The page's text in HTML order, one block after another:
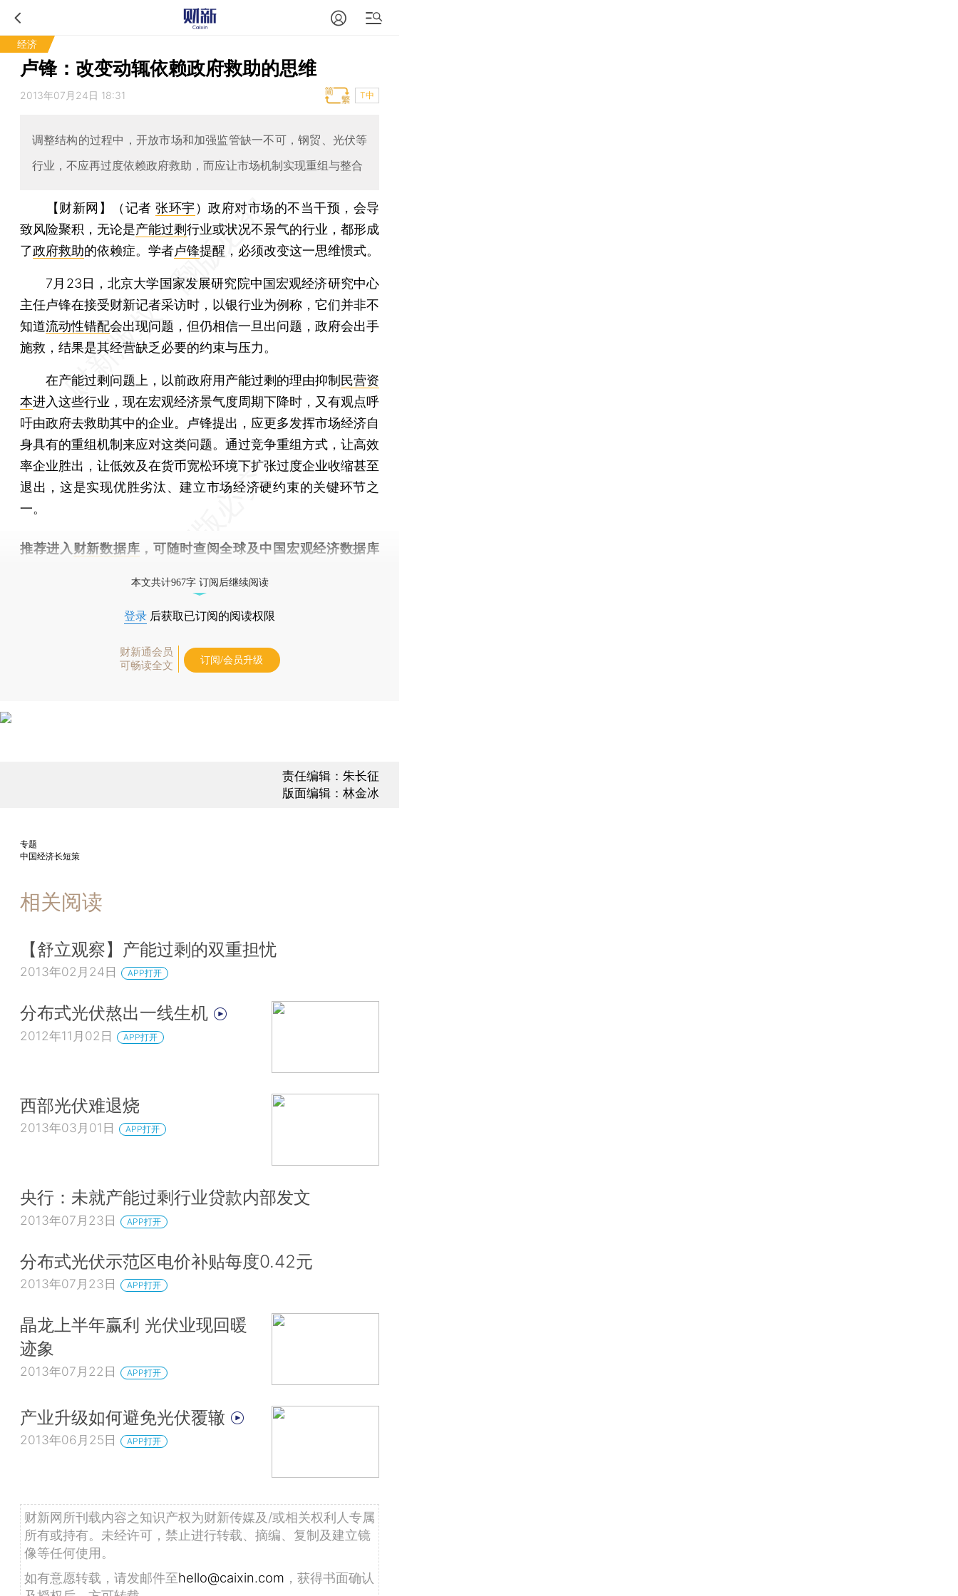
经济
卢锋：改变动辄依赖政府救助的思维
2013年07月24日 18:31 T中
调整结构的过程中，开放市场和加强监管缺一不可，钢贸、光伏等
行业，不应再过度依赖政府救助，而应让市场机制实现重组与整合
【财新网】（记者张环宇 ）政府对市场的不当干预，会导
致风险聚积，无论是产能过剩行业或状况不景气的行业，都形成
了政府救助的依赖症。学者卢锋提醒，必须改变这一思维惯式。
7月23日，北京大学国家发展研究院中国宏观经济研究中心
主任卢锋在接受财新记者采访时，以银行业为例称，它们并非不
知道流动性错配会出现问题，但仍相信一旦出问题，政府会出手
施救，结果是其经营缺乏必要的约束与压力。
在产能过剩问题上，以前政府用产能过剩的理由抑制民营资
本进入这些行业，现在宏观经济景气度周期下降时，又有观点呼
吁由政府去救助其中的企业。卢锋提出，应更多发挥市场经济自
身具有的重组机制来应对这类问题。通过竞争重组方式，让高效
率企业胜出，让低效及在货币宽松环境下扩张过度企业收缩甚至
退出，这是实现优胜劣汰、建立市场经济硬约束的关键环节之
一。
推荐进入 财新数据库 ，可随时查阅全球及中国宏观经济数据库
本文共计967字 订阅后继续阅读
登录 后获取已订阅的阅读权限
财新通会员
可畅读全文
订阅/会员升级
责任编辑：朱长征
版面编辑：林金冰
专题
中国经济长短策
相关阅读
【舒立观察】产能过剩的双重担忧
2013年02月24日 APP打开
分布式光伏熬出一线生机
2012年11月02日 APP打开
西部光伏难退烧
2013年03月01日 APP打开
央行：未就产能过剩行业贷款内部发文
2013年07月23日 APP打开
分布式光伏示范区电价补贴每度0.42元
2013年07月23日 APP打开
晶龙上半年赢利 光伏业现回暖
迹象
2013年07月22日 APP打开
产业升级如何避免光伏覆辙
2013年06月25日 APP打开
财新网所刊载内容之知识产权为财新传媒及/或相关权利人专属
所有或持有。未经许可，禁止进行转载、摘编、复制及建立镜
像等任何使用。
如有意愿转载，请发邮件至hello@caixin.com ，获得书面确认